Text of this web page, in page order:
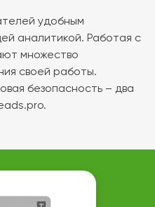
удобным
аналитикой. Работая с
множество
своей работы.
безопасность – два